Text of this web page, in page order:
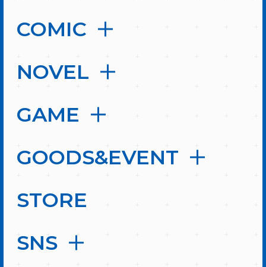
COMIC
NOVEL
GAME
GOODS&EVENT
STORE
SNS